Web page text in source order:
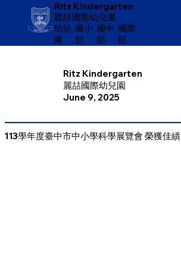
Ritz Kindergarten
麗喆國際幼兒園
幼兒
園
​國小
部
國中
部
國際
部
Ritz Kindergarten
麗喆國際幼兒園
June 9, 2025
113學年度臺中市中小學科學展覽會 榮獲佳績